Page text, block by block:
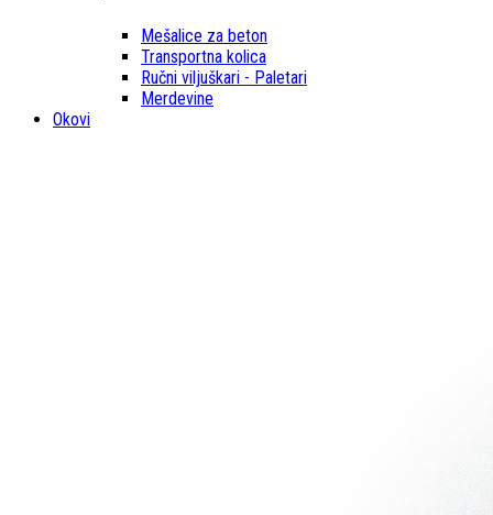
Mešalice za beton
Transportna kolica
Ručni viljuškari - Paletari
Merdevine
Okovi